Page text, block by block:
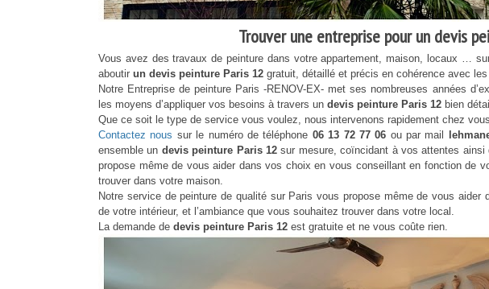
Trouver une entreprise pour un devis
Vous avez des travaux de peinture dans votre appartement, maison, locaux …
aboutir un devis peinture Paris 12 gratuit, détaillé et précis en cohérence avec
Notre Entreprise de peinture Paris -RENOV-EX- met ses nombreuses années
les moyens d’appliquer vos besoins à travers un devis peinture Paris 12 bien
Que ce soit le type de service vous voulez, nous intervenons rapidement chez
Contactez nous sur le numéro de téléphone 06 13 72 77 06 ou par mail
ensemble un devis peinture Paris 12sur mesure, coïncidant à vos attentes ainsi
propose même de vous aider dans vos choix en vous conseillant en fonction de
trouver dans votre maison.
Notre service de peinture de qualité sur Paris vous propose même de vous
de votre intérieur, et l’ambiance que vous souhaitez trouver dans votre local.
La demande de devis peinture Paris 12 est gratuite et ne vous coûte rien.